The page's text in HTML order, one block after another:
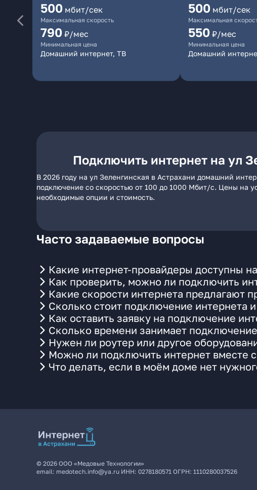
500 мбит/сек
Максимальная скорость
790 ₽/мес
Минимальная цена
Домашний интернет, ТВ
500 мбит/сек
Максимальная
550 ₽/мес
Минимальная цена
Домашний
Подключить интернет на ул
В 2026 году на ул Зеленгинская в Астрахани домашний
подключение со скоростью от 100 до 1000 Мбит/с. Цены на
необходимые опции и стоимость.
Часто задаваемые вопросы
Какие интернет-провайдеры доступны
Как проверить, можно ли подключить
Какие скорости интернета предлагают
Сколько стоит подключение интернета
Как оставить заявку на подключение
Сколько времени занимает
Нужен ли роутер или другое
Можно ли подключить интернет вместе
Что делать, если в моём доме нет
© 2026 ООО «Медовые Технологии»
email: medotech.info@ya.ru ИНН: 0278180571 ОГРН: 1110280037526